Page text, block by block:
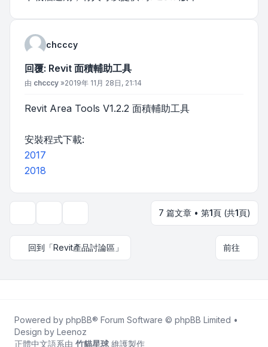
chcccy
回覆: Revit 面積輔助工具
文章
由 chcccy »2019年 11月 28日, 21:14
Revit Area Tools V1.2.2 面積輔助工具
安裝程式下載:
2017
2018
7 篇文章 • 第1頁 (共1頁)
回到「Revit產品討論區」 前往
Powered by phpBB® Forum Software © phpBB Limited •
Design by Leenoz
正體中文語系由 竹貓星球 維護製作